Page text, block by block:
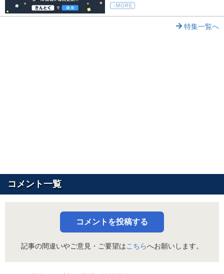
特集一覧へ
コメント一覧
コメントを投稿する
記事の間違いやご意見・ご要望はこちらへお願いします。